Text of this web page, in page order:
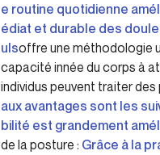
e routine quotidienne
édiat et durable des
ulsoffre une méthodologie
capacité innée du corps à
individus peuvent traiter
aux avantages sont les
bilité est grandement
de la posture : Grâce à la